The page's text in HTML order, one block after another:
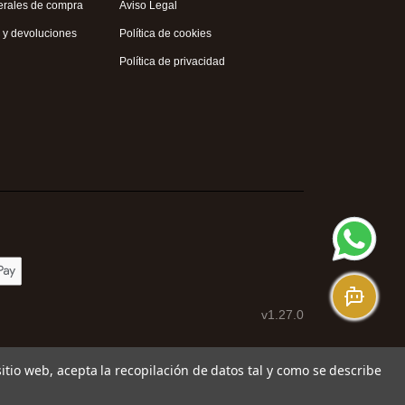
de compra
y devoluciones
Aviso Legal
Política de cookies
Política de privacidad
v1.27.0
web, acepta la recopilación de datos tal y como se describe